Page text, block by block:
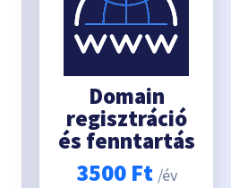
Domain
regisztráció
és fenntartás
3500 Ft /év